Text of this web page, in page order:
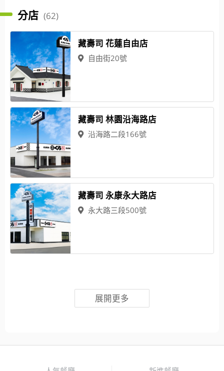
分店 (62)
藏壽司 花蓮自由店
自由街20號
藏壽司 林園沿海路店
沿海路二段166號
藏壽司 永康永大路店
永大路三段500號
展開更多